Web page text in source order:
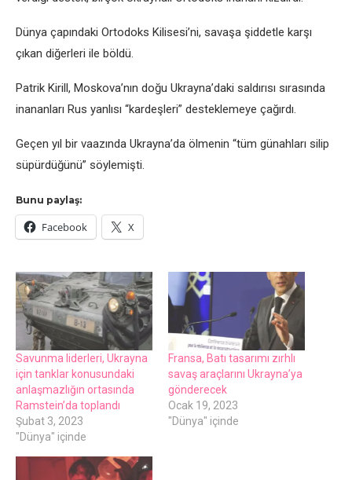
Dünya çapındaki Ortodoks Kilisesi’ni, savaşa şiddetle karşı
çıkan diğerleri ile böldü.
Patrik Kirill, Moskova’nın doğu Ukrayna’daki saldırısı sırasında
inananları Rus yanlısı “kardeşleri” desteklemeye çağırdı.
Geçen yıl bir vaazında Ukrayna’da ölmenin “tüm günahları silip
süpürdüğünü” söylemişti.
Bunu paylaş:
Facebook X
Savunma liderleri, Ukrayna
için tanklar konusundaki
anlaşmazlığın ortasında
Ramstein’da toplandı
Şubat 3, 2023
"Dünya" içinde
Fransa, Batı tasarımı zırhlı
savaş araçlarını Ukrayna’ya
gönderecek
Ocak 19, 2023
"Dünya" içinde